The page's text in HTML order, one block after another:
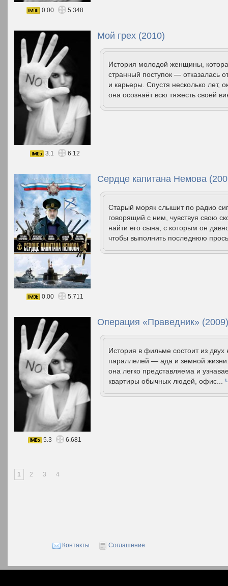
0.00 5.348
Мой грех (2010)
История молодой женщины,
странный поступок — отказалась
и карьеры. Спустя несколько лет,
она осознаёт всю тяжесть своей
3.1 6.12
Сердце капитана Немова
Старый моряк слышит по радио
говорящий с ним, чувствуя свою
найти его сына, с которым он
чтобы выполнить последнюю
0.00 5.711
Операция «Праведник» (2009)
История в фильме состоит из
параллелей — ада и земной
она легко представляема и
квартиры обычных людей, офис...
5.3 6.681
1 2 3 4
Контакты Соглашение